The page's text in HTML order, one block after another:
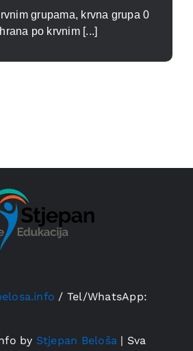
grupama, krvna grupa 0
po krvnim [...]
/ Tel/WhatsApp:
by Stjepan Beloša | Sva